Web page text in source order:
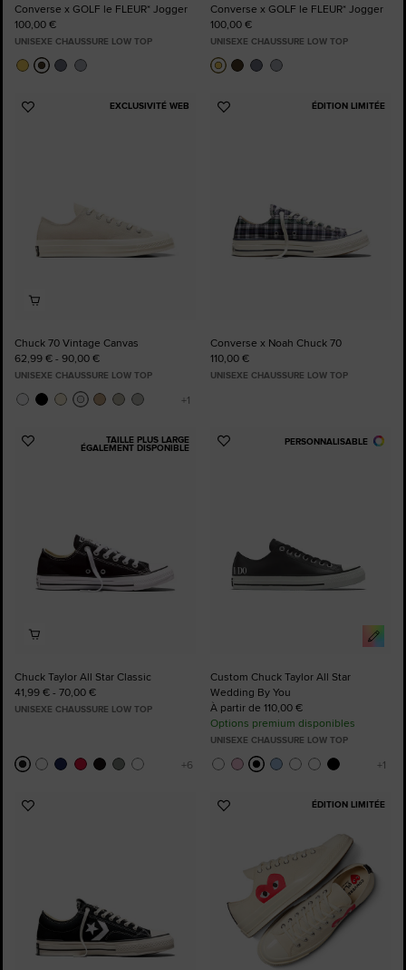
Converse x GOLF le FLEUR* Jogger
100,00 €
UNISEXE CHAUSSURE LOW TOP
Converse x GOLF le FLEUR* Jogger
100,00 €
UNISEXE CHAUSSURE LOW TOP
EXCLUSIVITÉ WEB
Ajouter
Chuck 70 Vintage Canvas
62,99 € - 90,00 €
UNISEXE CHAUSSURE LOW TOP
ÉDITION LIMITÉE
Ajouter
Converse x Noah Chuck 70
110,00 €
UNISEXE CHAUSSURE LOW TOP
TAILLE PLUS LARGE
ÉGALEMENT DISPONIBLE
Ajouter
Chuck Taylor All Star Classic
41,99 € - 70,00 €
UNISEXE CHAUSSURE LOW TOP
PERSONNALISABLE
Ajouter
Custom Chuck Taylor All Star
Wedding By You
À partir de 110,00 €
Options premium disponibles
UNISEXE CHAUSSURE LOW TOP
Ajouter
ÉDITION LIMITÉE
Ajouter